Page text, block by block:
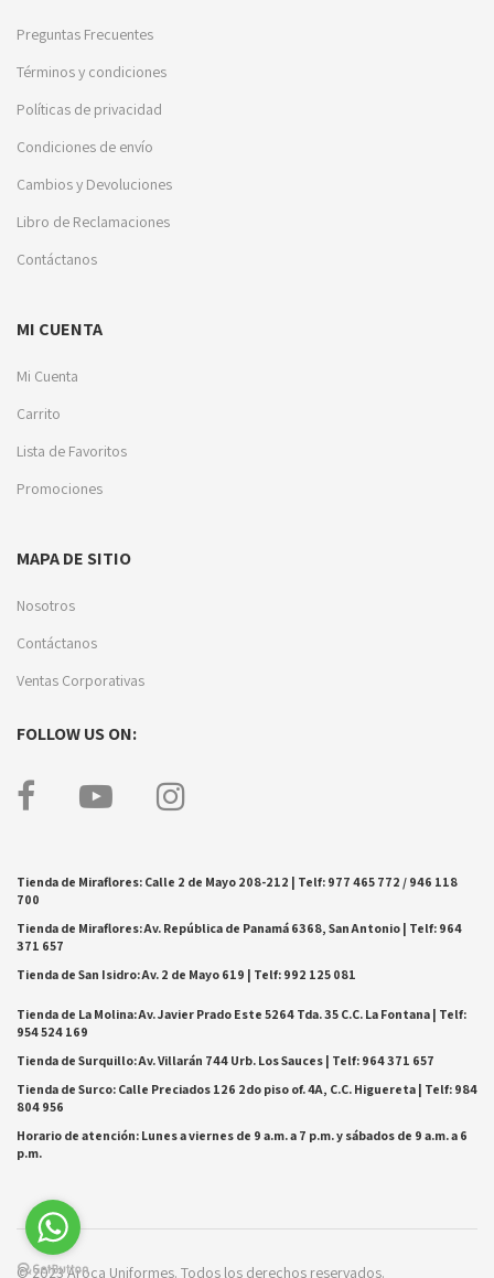
Preguntas Frecuentes
Términos y condiciones
Políticas de privacidad
Condiciones de envío
Cambios y Devoluciones
Libro de Reclamaciones
Contáctanos
MI CUENTA
Mi Cuenta
Carrito
Lista de Favoritos
Promociones
MAPA DE SITIO
Nosotros
Contáctanos
Ventas Corporativas
FOLLOW US ON:
Tienda de Miraflores: Calle 2 de Mayo 208-212 | Telf: 977 465 772 / 946 118
700
Tienda de Miraflores: Av. República de Panamá 6368, San Antonio | Telf: 964
371 657
Tienda de San Isidro: Av. 2 de Mayo 619 | Telf: 992 125 081
Tienda de La Molina: Av. Javier Prado Este 5264 Tda. 35 C.C. La Fontana | Telf:
954 524 169
Tienda de Surquillo: Av. Villarán 744 Urb. Los Sauces | Telf: 964 371 657
Tienda de Surco: Calle Preciados 126 2do piso of. 4A, C.C. Higuereta | Telf: 984
804 956
Horario de atención: Lunes a viernes de 9 a.m. a 7 p.m. y sábados de 9 a.m. a 6
p.m.
© 2023 Aroca Uniformes. Todos los derechos reservados.